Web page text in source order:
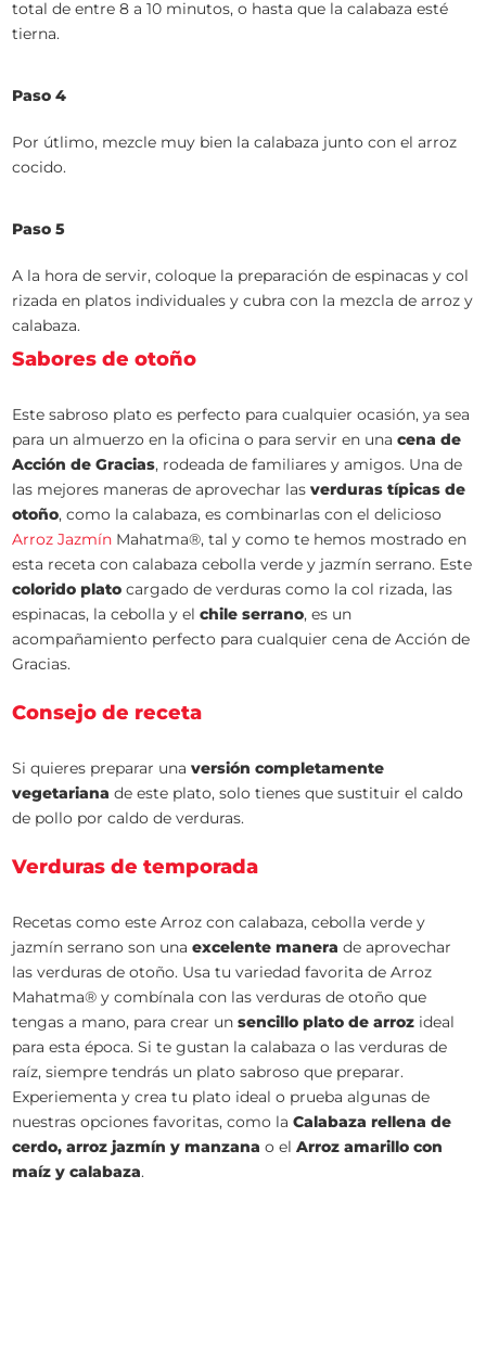
total de entre 8 a 10 minutos, o hasta que la calabaza esté
tierna.
Paso 4
Por útlimo, mezcle muy bien la calabaza junto con el arroz
cocido.
Paso 5
A la hora de servir, coloque la preparación de espinacas y col
rizada en platos individuales y cubra con la mezcla de arroz y
calabaza.
Sabores de otoño
Este sabroso plato es perfecto para cualquier ocasión, ya sea
para un almuerzo en la oficina o para servir en unacena de
Acción de Gracias, rodeada de familiares y amigos. Una de
las mejores maneras de aprovechar lasverduras típicas de
otoño, como la calabaza, es combinarlas con el delicioso
Arroz Jazmín Mahatma®, tal y como te hemos mostrado en
esta receta con calabaza cebolla verde y jazmín serrano. Este
colorido plato cargado de verduras como la col rizada, las
espinacas, la cebolla y elchile serrano, es un
acompañamiento perfecto para cualquier cena de Acción de
Gracias.
Consejo de receta
Si quieres preparar unaversión completamente
vegetariana de este plato, solo tienes que sustituir el caldo
de pollo por caldo de verduras.
Verduras de temporada
Recetas como este Arroz con calabaza, cebolla verde y
jazmín serrano son unaexcelente manera de aprovechar
las verduras de otoño. Usa tu variedad favorita de Arroz
Mahatma® y combínala con las verduras de otoño que
tengas a mano, para crear unsencillo plato de arroz ideal
para esta época. Si te gustan la calabaza o las verduras de
raíz, siempre tendrás un plato sabroso que preparar.
Experiementa y crea tu plato ideal o prueba algunas de
nuestras opciones favoritas, como laCalabaza rellena de
cerdo, arroz jazmín y manzana o elArroz amarillo con
maíz y calabaza.